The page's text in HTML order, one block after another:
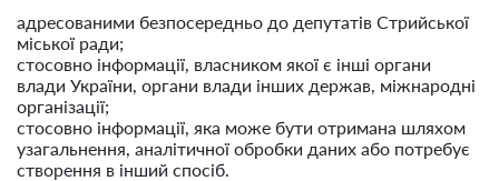
адресованими безпосередньо до депутатів Стрийської
міської ради;
стосовно інформації, власником якої є інші органи
влади України, органи влади інших держав, міжнародні
організації;
стосовно інформації, яка може бути отримана шляхом
узагальнення, аналітичної обробки даних або потребує
створення в інший спосіб.